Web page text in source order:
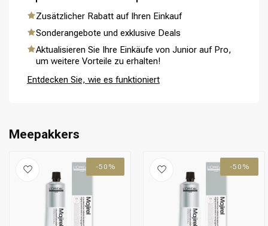
Umformung CombiDeals
Zusätzlicher Rabatt auf Ihren Einkauf
Sonderangebote und exklusive Deals
Aktualisieren Sie Ihre Einkäufe von Junior auf Pro,
um weitere Vorteile zu erhalten!
Entdecken Sie, wie es funktioniert
Meepakkers
-50% -50%